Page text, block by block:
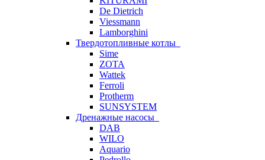
De Dietrich
Viessmann
Lamborghini
Твердотопливные котлы
Sime
ZOTA
Wattek
Ferroli
Protherm
SUNSYSTEM
Дренажные насосы
DAB
WILO
Aquario